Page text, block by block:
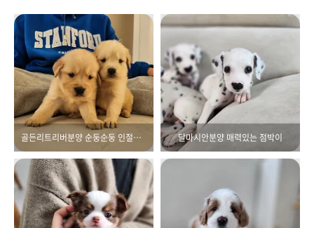
골든리트리버분양 순둥순둥 인절미들 달마시안분양 매력있는 점박이